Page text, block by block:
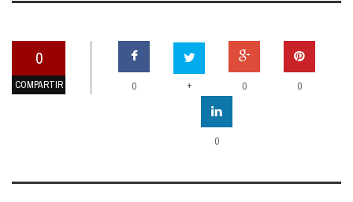
0
COMPARTIR 0 + 0 0
0